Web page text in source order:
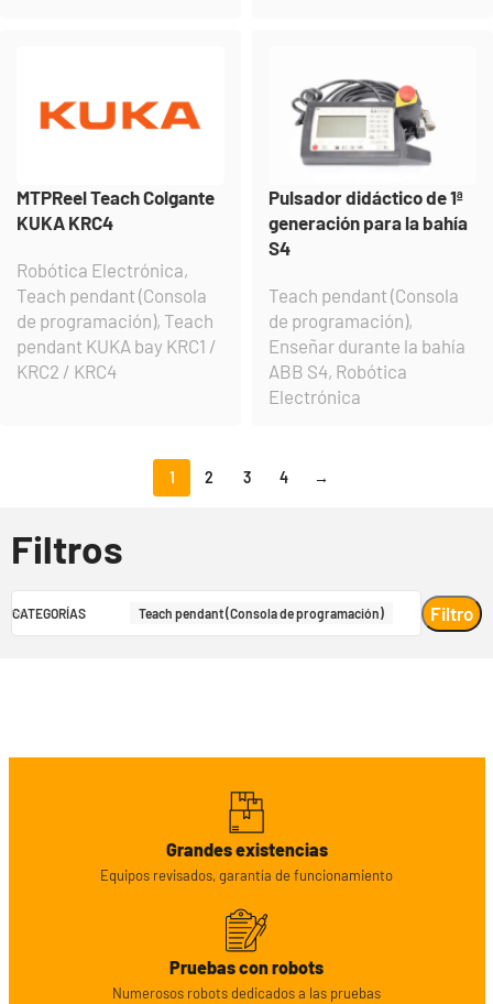
MTPReel Teach Colgante
KUKA KRC4
Robótica Electrónica,
Teach pendant (Consola
de programación), Teach
pendant KUKA bay KRC1 /
KRC2 / KRC4
Pulsador didáctico de 1ª
generación para la bahía
S4
Teach pendant (Consola
de programación),
Enseñar durante la bahía
ABB S4, Robótica
Electrónica
1 2 3 4 →
Filtros
CATEGORÍAS Teach pendant (Consola de programación) Filtro
Grandes existencias
Equipos revisados, garantía de funcionamiento
Pruebas con robots
Numerosos robots dedicados a las pruebas